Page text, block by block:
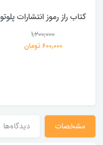
کتاب راز رموز انتشارات پلوتو
1,200,000
600,000 تومان
مشخصات دیدگاه‌ها